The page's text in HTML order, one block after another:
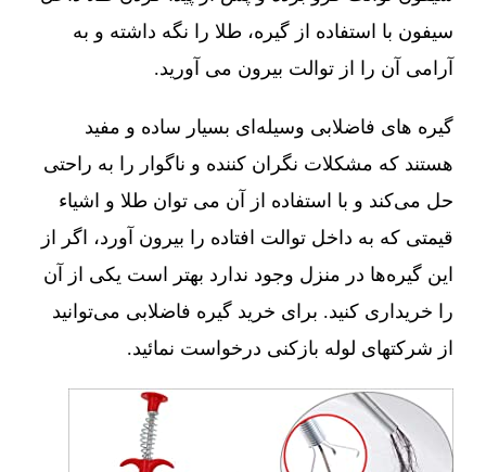
سیفون با استفاده از گیره، طلا را نگه داشته و به
آرامی آن را از توالت بیرون می آورید.
گیره های فاضلابی وسیله‌ای بسیار ساده و مفید
هستند که مشکلات نگران کننده و ناگوار را به راحتی
حل می‌کند و با استفاده از آن می توان طلا و اشیاء
قیمتی که به داخل توالت افتاده را بیرون آورد، اگر از
این گیره‌ها در منزل وجود ندارد بهتر است یکی از آن
را خریداری کنید. برای خرید گیره فاضلابی می‌توانید
از شرکتهای لوله بازکنی درخواست نمائید.